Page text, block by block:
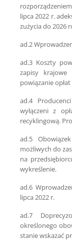
lipca 2022 r.
zużycia do 2026
ad.2
ad.3 Koszty
zapisy krajowe
powiązanie
ad.4
wyłączeni z
recyklingową.
ad.5
możliwych do
na
wykreślenie.
ad.6
lipca 2022 r.
ad.7
określonego
stanie wskazać